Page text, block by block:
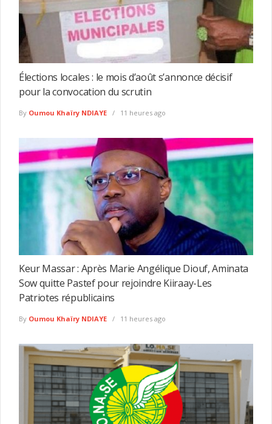
Élections locales : le mois d’août s’annonce décisif
pour la convocation du scrutin
By Oumou Khaïry NDIAYE 11 heures ago
Keur Massar : Après Marie Angélique Diouf, Aminata
Sow quitte Pastef pour rejoindre Kiiraay-Les
Patriotes républicains
By Oumou Khaïry NDIAYE 11 heures ago